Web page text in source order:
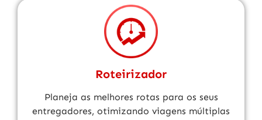
Roteirizador
Planeja as melhores rotas para os seus
entregadores, otimizando viagens múltiplas